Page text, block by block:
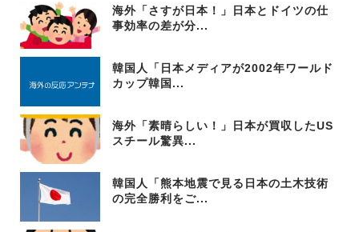
海外「さすが日本！」日本とドイツの仕
事効率の差が分...
韓国人「日本メディアが2002年ワールド
カップ韓国...
海外「素晴らしい！」日本が買収したUS
スチール驚異...
韓国人「熊本地震で見る日本の土木技術
の完全勝利をご...